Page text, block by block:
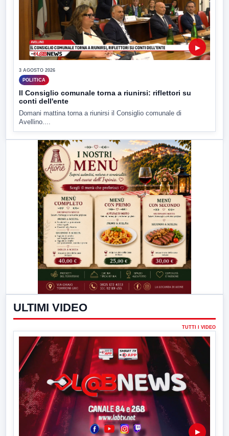
▶
3 AGOSTO 2026
POLITICA
Il Consiglio comunale torna a riunirsi: riflettori su
conti dell'ente
Domani mattina torna a riunirsi il Consiglio comunale di
Avellino....
ULTIMI VIDEO
TUTTI I VIDEO
▶